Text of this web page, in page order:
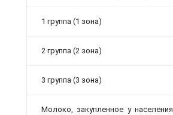
1 группа (1 зона)
2 группа (2 зона)
3 группа (3 зона)
Молоко, закупленное у населения